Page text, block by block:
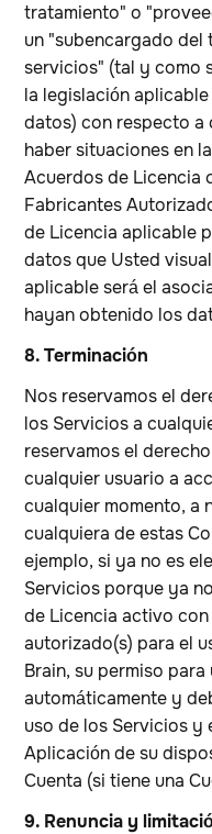
tratamiento" o
un "subencargado
servicios" (tal y como
la legislación
datos) con respecto a
haber situaciones en
Acuerdos de Licencia
Fabricantes
de Licencia aplicable
datos que Usted
aplicable será el
hayan obtenido los
8. Terminación
Nos reservamos el
los Servicios a
reservamos el
cualquier usuario a
cualquier momento, a
cualquiera de estas
ejemplo, si ya no es
Servicios porque ya
de Licencia activo
autorizado(s) para el
Brain, su permiso
automáticamente y
uso de los Servicios y
Aplicación de su
Cuenta (si tiene una
9. Renuncia y